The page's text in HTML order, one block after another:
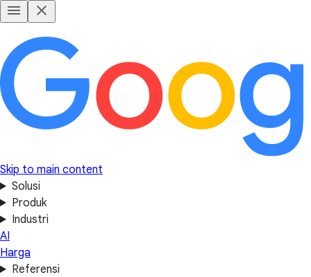
Skip to main content
Solusi
Produk
Industri
AI
Harga
Referensi